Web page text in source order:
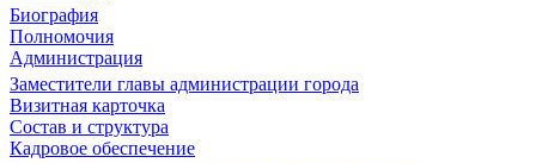
Биография
Полномочия
Администрация
Заместители главы администрации города
Визитная карточка
Состав и структура
Кадровое обеспечение